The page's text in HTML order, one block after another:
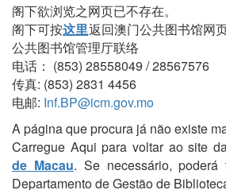
阁下欲浏览之网页已不存在。
阁下可按这里返回澳门公共图书馆网
公共图书馆管理厅联络
电话： (853) 28558049 / 28567576
传真: (853) 2831 4456
电邮: Inf.BP@icm.gov.mo
A página que procura já não existe
Carregue Aqui para voltar ao site
de Macau. Se necessário, poderá
Departamento de Gestão de